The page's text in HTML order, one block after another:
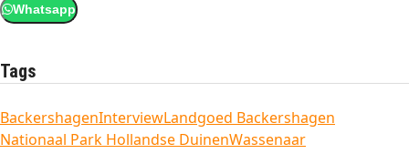
Whatsapp
Tags
BackershagenInterviewLandgoed Backershagen
Nationaal Park Hollandse DuinenWassenaar